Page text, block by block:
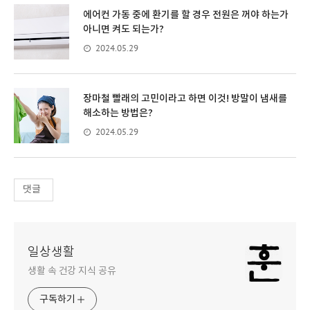
에어컨 가동 중에 환기를 할 경우 전원은 꺼야 하는가
아니면 켜도 되는가?
2024.05.29
장마철 빨래의 고민이라고 하면 이것! 방말이 냄새를
해소하는 방법은?
2024.05.29
댓글
일상생활
생활 속 건강 지식 공유
구독하기